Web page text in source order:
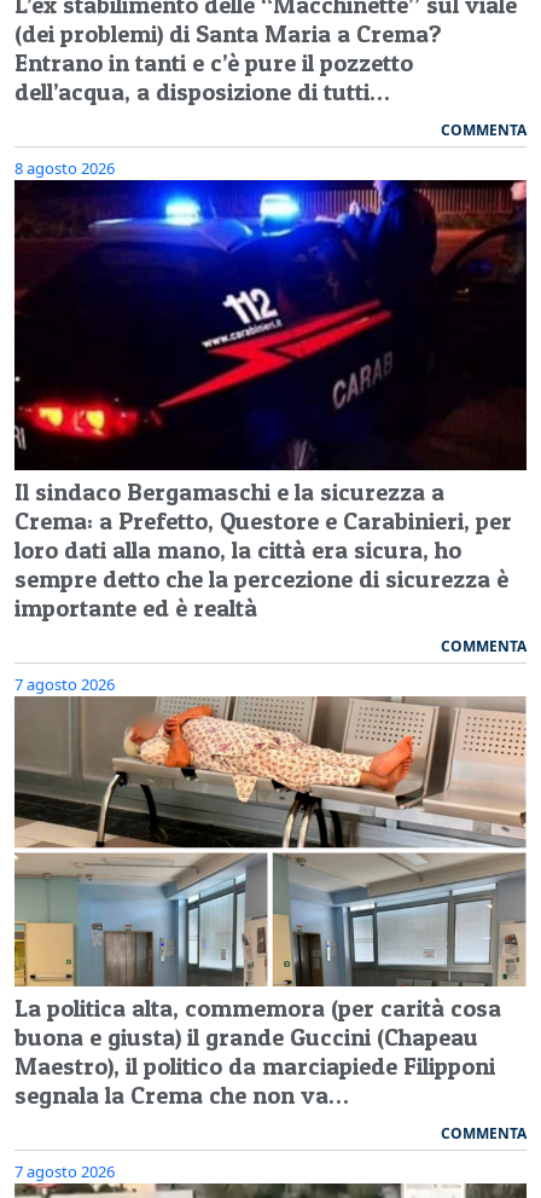
(dei problemi) di Santa Maria a Crema?
Entrano in tanti e c’è pure il pozzetto
dell’acqua, a disposizione di tutti…
COMMENTA
8 agosto 2026
Il sindaco Bergamaschi e la sicurezza a
Crema: a Prefetto, Questore e Carabinieri, per
loro dati alla mano, la città era sicura, ho
sempre detto che la percezione di sicurezza è
importante ed è realtà
COMMENTA
7 agosto 2026
La politica alta, commemora (per carità cosa
buona e giusta) il grande Guccini (Chapeau
Maestro), il politico da marciapiede Filipponi
segnala la Crema che non va…
COMMENTA
7 agosto 2026